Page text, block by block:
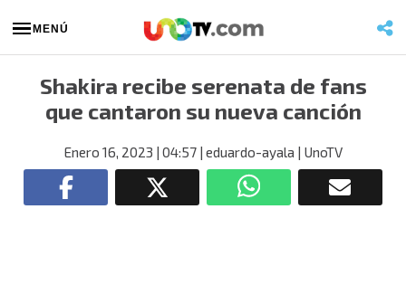
MENÚ
Shakira recibe serenata de fans
que cantaron su nueva canción
Enero 16, 2023 | 04:57| eduardo-ayala | UnoTV